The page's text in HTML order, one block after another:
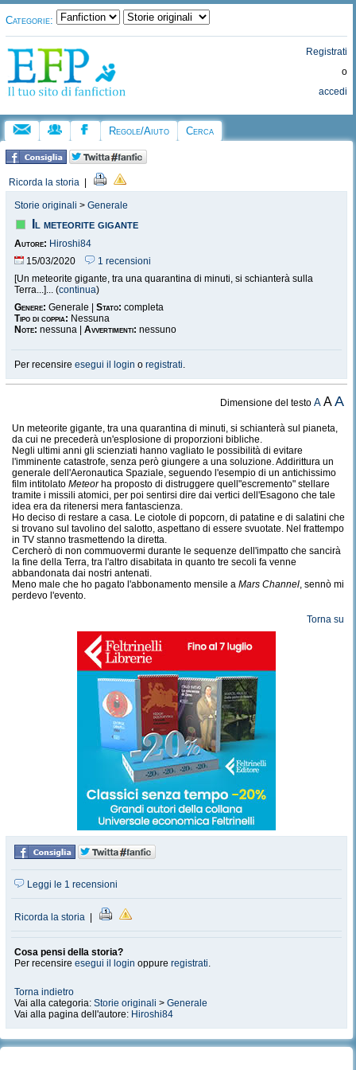
Categorie:
Registrati
o
accedi
Regole/Aiuto Cerca
Ricorda la storia
Storie originali > Generale
Il meteorite gigante
Autore: Hiroshi84
15/03/2020
1 recensioni
[Un meteorite gigante, tra una quarantina di minuti, si schianterà sulla
Terra...]... (continua)
Genere: Generale | Stato: completa
Tipo di coppia: Nessuna
Note: nessuna | Avvertimenti: nessuno
Per recensire esegui il login o registrati.
Dimensione del testoA AA
Un meteorite gigante, tra una quarantina di minuti, si schianterà sul pianeta,
da cui ne precederà un'esplosione di proporzioni bibliche.
Negli ultimi anni gli scienziati hanno vagliato le possibilità di evitare
l'imminente catastrofe, senza però giungere a una soluzione. Addirittura un
generale dell'Aeronautica Spaziale, seguendo l'esempio di un antichissimo
film intitolato Meteorha proposto di distruggere quell"escremento" stellare
tramite i missili atomici, per poi sentirsi dire dai vertici dell'Esagono che tale
idea era da ritenersi mera fantascienza.
Ho deciso di restare a casa. Le ciotole di popcorn, di patatine e di salatini che
si trovano sul tavolino del salotto, aspettano di essere svuotate. Nel frattempo
in TV stanno trasmettendo la diretta.
Cercherò di non commuovermi durante le sequenze dell'impatto che sancirà
la fine della Terra, tra l'altro disabitata in quanto tre secoli fa venne
abbandonata dai nostri antenati.
Meno male che ho pagato l'abbonamento mensile a Mars Channel, sennò mi
perdevo l'evento.
Torna su
Leggi le 1 recensioni
Ricorda la storia
Cosa pensi della storia?
Per recensire esegui il login oppure registrati.
Torna indietro
Vai alla categoria: Storie originali > Generale
Vai alla pagina dell'autore: Hiroshi84